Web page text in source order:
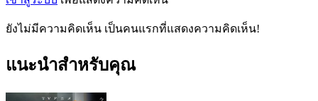
ยังไม่มีความคิดเห็น เป็นคนแรกที่แสดงความคิดเห็น!
แนะนำสำหรับคุณ